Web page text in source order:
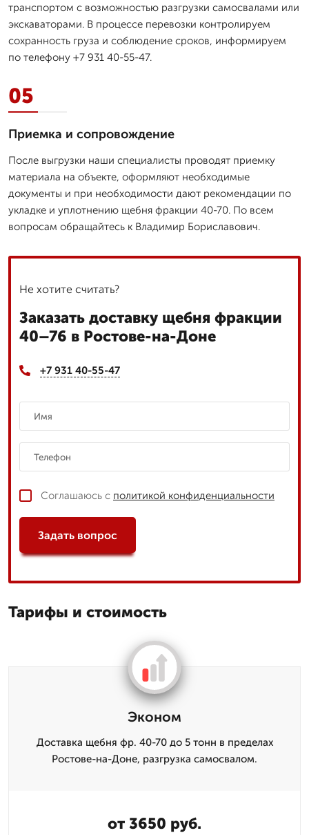
транспортом с возможностью разгрузки самосвалами или
экскаваторами. В процессе перевозки контролируем
сохранность груза и соблюдение сроков, информируем
по телефону +7 931 40-55-47.
05
Приемка и сопровождение
После выгрузки наши специалисты проводят приемку
материала на объекте, оформляют необходимые
документы и при необходимости дают рекомендации по
укладке и уплотнению щебня фракции 40-70. По всем
вопросам обращайтесь к Владимир Бориславович.
Не хотите считать?
Заказать доставку щебня фракции
40–76 в Ростове-на-Доне
+7 931 40-55-47
Соглашаюсь с политикой конфиденциальности
Задать вопрос
Тарифы и стоимость
Эконом
Доставка щебня фр. 40-70 до 5 тонн в пределах
Ростове-на-Доне, разгрузка самосвалом.
от 3650 руб.